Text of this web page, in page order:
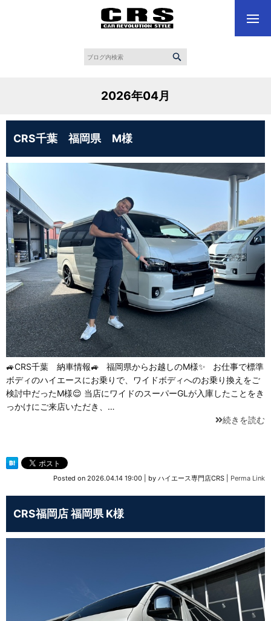
2026年04月
CRS千葉 福岡県 M様
🚙CRS千葉 納車情報🚙 福岡県からお越しのM様✨ お仕事で標準
ボディのハイエースにお乗りで、ワイドボディへのお乗り換えをご
検討中だったM様😌 当店にワイドのスーパーGLが入庫したことをき
っかけにご来店いただき、…
続きを読む
Posted on 2026.04.14 19:00 by ハイエース専門店CRS Perma Link
CRS福岡店 福岡県 K様